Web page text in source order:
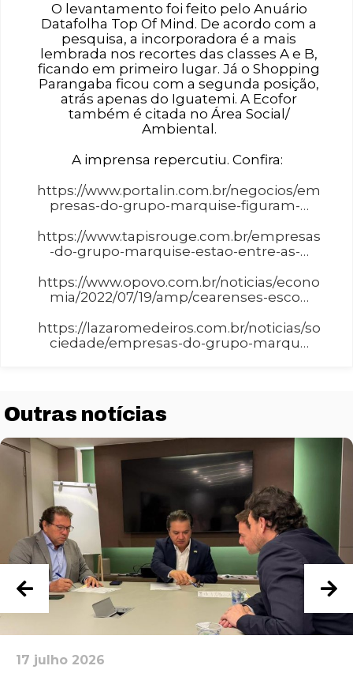
O levantamento foi feito pelo Anuário
Datafolha Top Of Mind. De acordo com a
pesquisa, a incorporadora é a mais
lembrada nos recortes das classes A e B,
ficando em primeiro lugar. Já o Shopping
Parangaba ficou com a segunda posição,
atrás apenas do Iguatemi. A Ecofor
também é citada no Área Social/
Ambiental.
A imprensa repercutiu. Confira:
https://www.portalin.com.br/negocios/em
presas-do-grupo-marquise-figuram-…
https://www.tapisrouge.com.br/empresas
-do-grupo-marquise-estao-entre-as-…
https://www.opovo.com.br/noticias/econo
mia/2022/07/19/amp/cearenses-esco…
https://lazaromedeiros.com.br/noticias/so
ciedade/empresas-do-grupo-marqu…
Outras notícias
17 julho 2026